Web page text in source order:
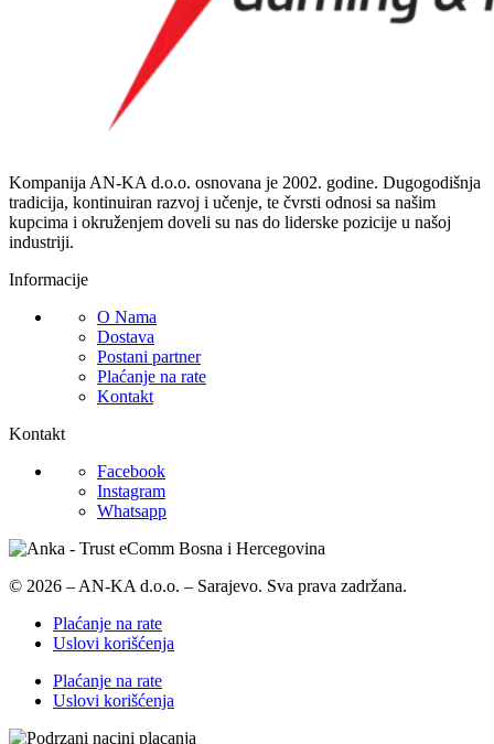
Kompanija AN-KA d.o.o. osnovana je 2002. godine. Dugogodišnja
tradicija, kontinuiran razvoj i učenje, te čvrsti odnosi sa našim
kupcima i okruženjem doveli su nas do liderske pozicije u našoj
industriji.
Informacije
O Nama
Dostava
Postani partner
Plaćanje na rate
Kontakt
Kontakt
Facebook
Instagram
Whatsapp
© 2026 – AN-KA d.o.o. – Sarajevo. Sva prava zadržana.
Plaćanje na rate
Uslovi korišćenja
Plaćanje na rate
Uslovi korišćenja